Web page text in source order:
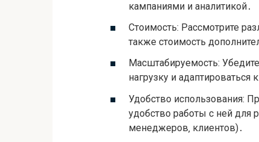
кампаниями и аналитикой․
Стоимость: Рассмотрите
также стоимость
Масштабируемость:
нагрузку и
Удобство использования:
удобство работы с ней для
менеджеров‚ клиентов)․